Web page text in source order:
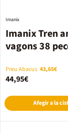
Imanix Tren
vagons 38
Imanix
Preu Abacus 43,65€
44,95€
Afegir a la